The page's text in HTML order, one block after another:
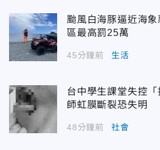
颱風白海豚逼近海
區最高罰25萬
45分鐘前 生活
台中學生課堂失控
師虹膜斷裂恐失明
48分鐘前 社會